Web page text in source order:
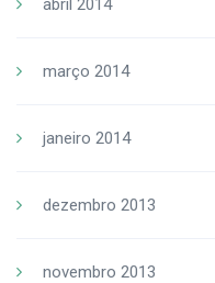
abril 2014
março 2014
janeiro 2014
dezembro 2013
novembro 2013